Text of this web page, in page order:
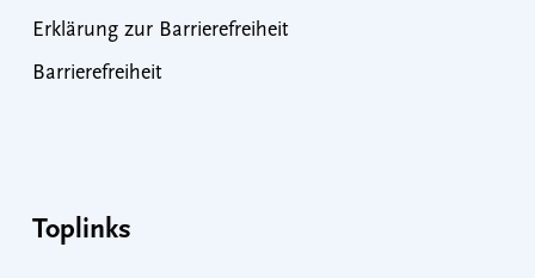
Erklärung zur Barrierefreiheit
Barrierefreiheit
Toplinks